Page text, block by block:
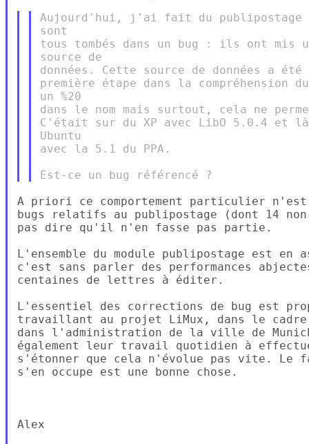
Aujourd'hui, j'ai fait du publipostage
sont
tous tombés dans un bug : ils ont mis
source de
données. Cette source de données
première étape dans la compréhension
un %20
dans le nom mais surtout, cela ne
C'était sur du XP avec LibO 5.0.4 et
Ubuntu
avec la 5.1 du PPA.
A priori ce comportement particulier
bugs relatifs au publipostage (dont 14
pas dire qu'il n'en fasse pas partie.
L'ensemble du module publipostage est
c'est sans parler des performances
centaines de lettres à éditer.
L'essentiel des corrections de bug est
travaillant au projet LiMux, dans le cadre
dans l'administration de la ville de
également leur travail quotidien à
s'étonner que cela n'évolue pas vite.
s'en occupe est une bonne chose.
Alex